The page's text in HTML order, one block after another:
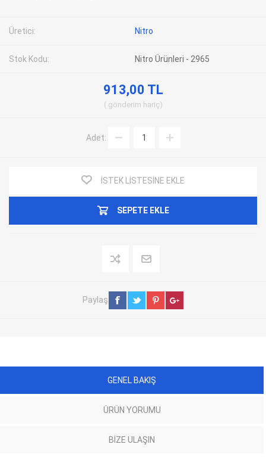
Üretici: Nitro
Stok Kodu: Nitro Ürünleri - 2965
913,00 TL
gönderim hariç
Adet:
İSTEK LISTESINE EKLE
SEPETE EKLE
Paylaş
GENEL BAKIŞ
ÜRÜN YORUMU
BIZE ULAŞIN